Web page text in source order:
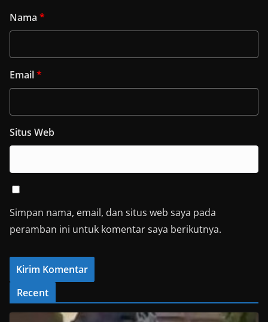
Nama *
Email*
Situs Web
Simpan nama, email, dan situs web saya pada
peramban ini untuk komentar saya berikutnya.
Recent